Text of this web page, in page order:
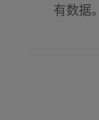
有数据。